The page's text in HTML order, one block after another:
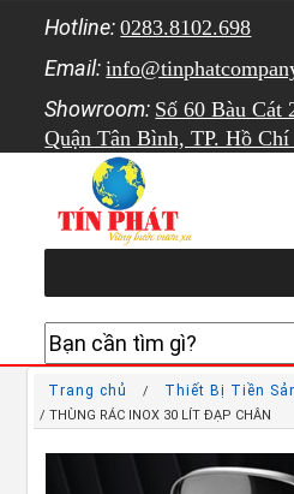
Hotline: 0283.8102.698
Email:
Showroom: Số 60 Bàu Cát
Quận Tân Bình, TP. Hồ
Trang chủ / Thiết Bị Tiền
/ THÙNG RÁC INOX 30 LÍT ĐẠP CHÂN